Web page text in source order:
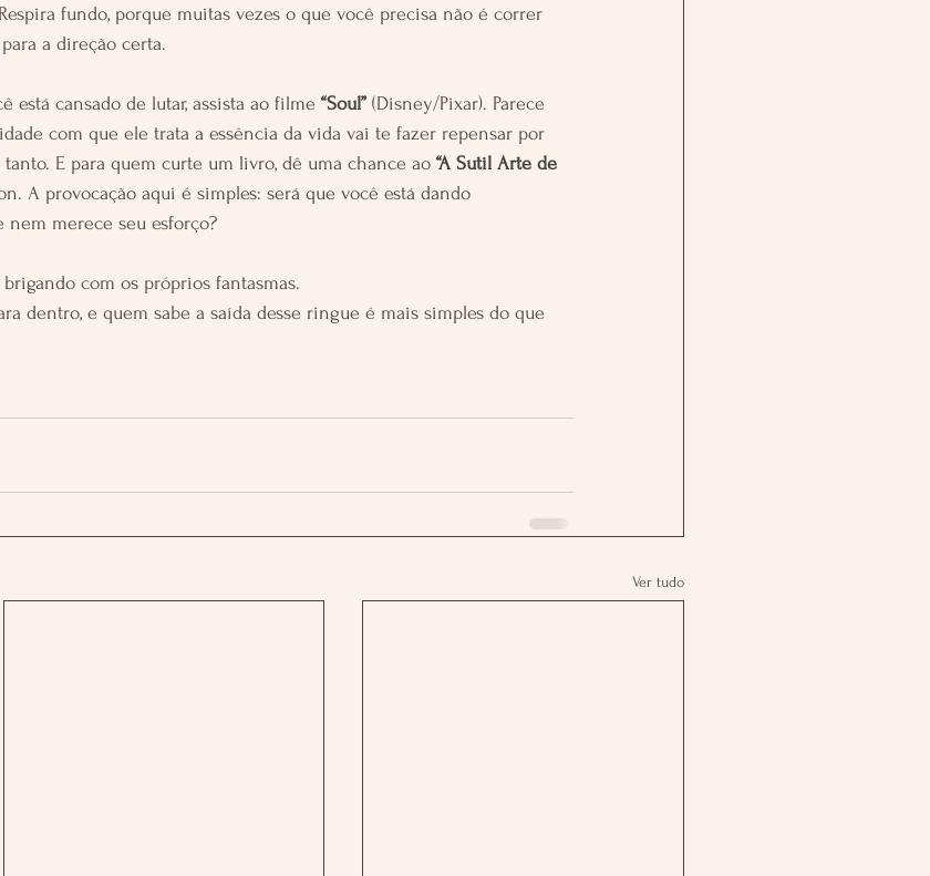
fundo, porque muitas vezes o que você precisa não é correr
a direção certa.
está cansado de lutar, assista ao filme “Soul” (Disney/Pixar). Parece
com que ele trata a essência da vida vai te fazer repensar por
E para quem curte um livro, dê uma chance ao “A Sutil Arte de
A provocação aqui é simples: será que você está dando
merece seu esforço?
com os próprios fantasmas.
Ver tudo